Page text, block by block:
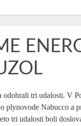
tri udalosti. V
plynovode Nabucco a
tri udalosti boli